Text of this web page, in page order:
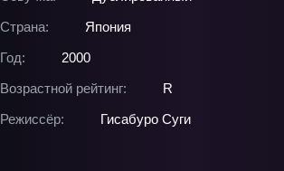
Страна:
Япония
Год:
2000
Возрастной рейтинг:
R
Режиссёр:
Гисабуро Суги